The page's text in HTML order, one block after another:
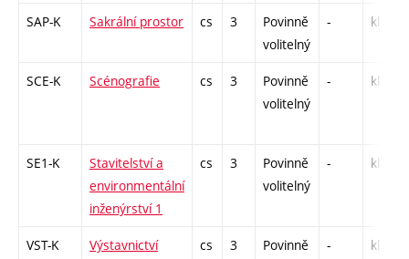
SAP-K Sakrální prostor cs 3
Povinně
volitelný
- kl
SCE-K Scénografie cs 3
Povinně
volitelný
- kl
SE1-K
Stavitelství a
environmentální
inženýrství 1
cs 3
Povinně
volitelný
- kl
VST-K Výstavnictví cs 3
Povinně
- kl